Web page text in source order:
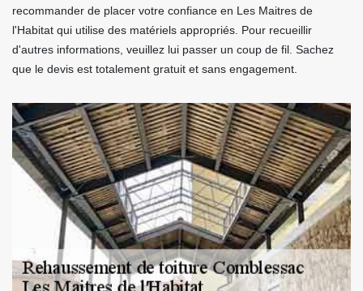
recommander de placer votre confiance en Les Maitres de
l'Habitat qui utilise des matériels appropriés. Pour recueillir
d'autres informations, veuillez lui passer un coup de fil. Sachez
que le devis est totalement gratuit et sans engagement.